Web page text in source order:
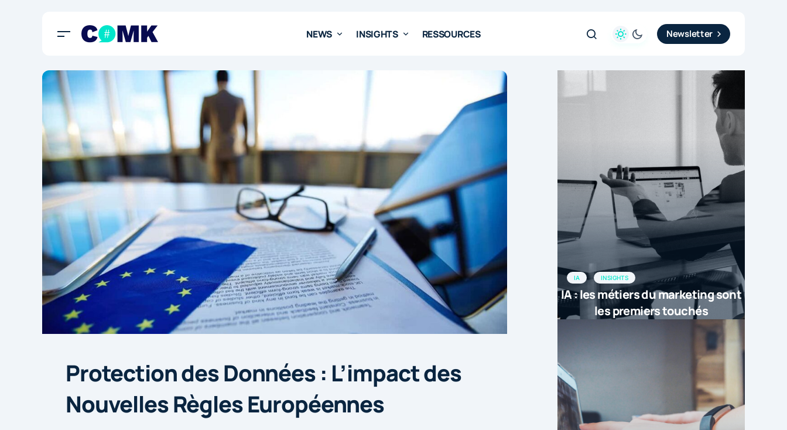
NEWS INSIGHTS RESSOURCES Newsletter
Protection des Données : L’impact des
Nouvelles Règles Européennes
IA INSIGHTS
IA : les métiers du marketing sont
les premiers touchés